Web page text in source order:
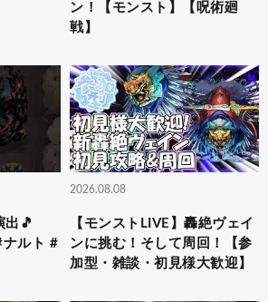
ン！【モンスト】【呪術廻
戦】
出🎵
ルト #
2026.08.08
【モンストLIVE】轟絶ヴェイ
ンに挑む！そして周回！【参
加型・雑談・初見様大歓迎】